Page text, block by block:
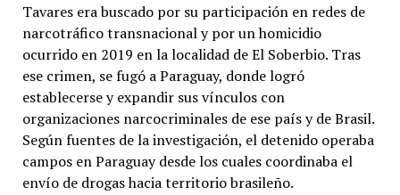
Tavares era buscado por su participación en redes de
narcotráfico transnacional y por un homicidio
ocurrido en 2019 en la localidad de El Soberbio. Tras
ese crimen, se fugó a Paraguay, donde logró
establecerse y expandir sus vínculos con
organizaciones narcocriminales de ese país y de Brasil.
Según fuentes de la investigación, el detenido operaba
campos en Paraguay desde los cuales coordinaba el
envío de drogas hacia territorio brasileño.